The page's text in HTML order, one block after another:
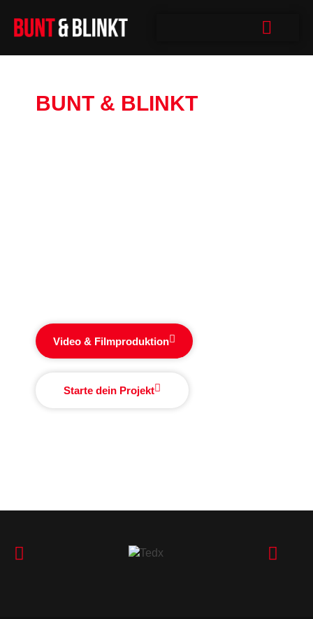
BUNT & BLINKT
Video & Filmproduktion
Starte dein Projekt